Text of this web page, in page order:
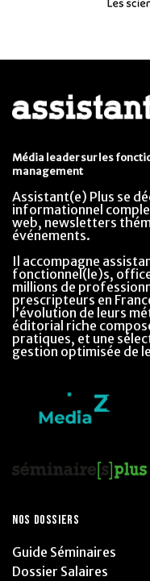
Média leader sur les
management
Assistant(e) Plus se
informationnel
web, newsletters
événements.
Il accompagne
fonctionnel(le)s,
millions de
prescripteurs en
l’évolution de leurs
éditorial riche
pratiques, et une
gestion optimisée de
NOS DOSSIERS
Guide Séminaires
Dossier Salaires